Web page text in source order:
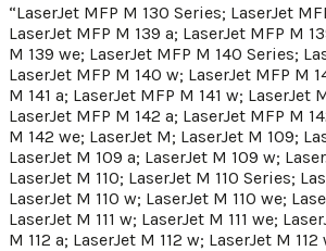
“LaserJet MFP M 130 Series; LaserJet
LaserJet MFP M 139 a; LaserJet MFP M
M 139 we; LaserJet MFP M 140 Series;
LaserJet MFP M 140 w; LaserJet MFP M
M 141 a; LaserJet MFP M 141 w; LaserJet
LaserJet MFP M 142 a; LaserJet MFP M
M 142 we; LaserJet M; LaserJet M 109;
LaserJet M 109 a; LaserJet M 109 w;
LaserJet M 110; LaserJet M 110 Series;
LaserJet M 110 w; LaserJet M 110 we;
LaserJet M 111 w; LaserJet M 111 we;
M 112 a; LaserJet M 112 w; LaserJet M 112